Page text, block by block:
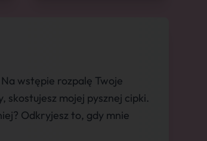
wstępie rozpalę Twoje
skostujesz mojej pysznej cipki.
Odkryjesz to, gdy mnie